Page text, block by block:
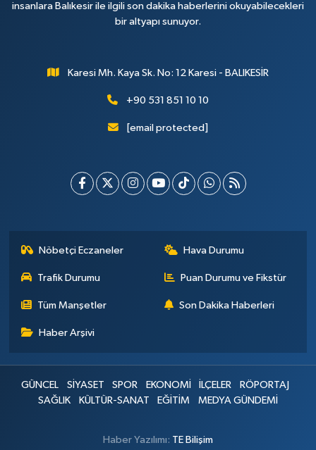
insanlara Balıkesir ile ilgili son dakika haberlerini okuyabilecekleri
bir altyapı sunuyor.
Karesi Mh. Kaya Sk. No: 12 Karesi - BALIKESİR
+90 531 851 10 10
[email protected]
Nöbetçi Eczaneler Hava Durumu
Trafik Durumu Puan Durumu ve Fikstür
Tüm Manşetler Son Dakika Haberleri
Haber Arşivi
GÜNCEL SİYASET SPOR EKONOMİ İLÇELER
RÖPORTAJ
SAĞLIK
KÜLTÜR-SANAT EĞİTİM MEDYA GÜNDEMİ
Haber Yazılımı: TE Bilişim